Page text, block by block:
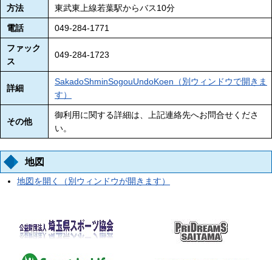
方法
東武東上線若葉駅からバス10分
電話 049-284-1771
ファック
ス
049-284-1723
詳細
SakadoShminSogouUndoKoen（別ウィンドウで開きま
す）
その他
御利用に関する詳細は、上記連絡先へお問合せくださ
い。
地図
地図を開く（別ウィンドウが開きます）